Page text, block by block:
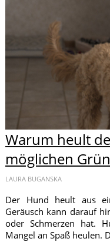
Warum heult
möglichen
LAURA BUGANSKA
Der Hund heult aus
Geräusch kann darauf
oder Schmerzen hat.
Mangel an Spaß heulen.